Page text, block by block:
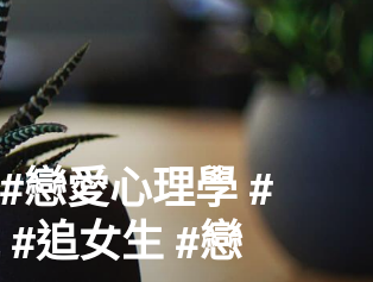
戀愛心理學 #
追女生 #戀